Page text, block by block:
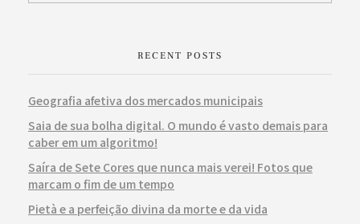
RECENT POSTS
Geografia afetiva dos mercados municipais
Saia de sua bolha digital. O mundo é vasto demais para
caber em um algoritmo!
Saíra de Sete Cores que nunca mais verei! Fotos que
marcam o fim de um tempo
Pietà e a perfeição divina da morte e da vida